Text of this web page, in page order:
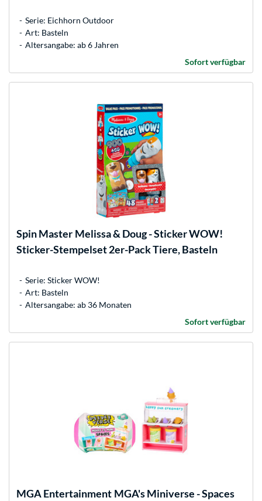
Serie: Eichhorn Outdoor
Art: Basteln
Altersangabe: ab 6 Jahren
Sofort verfügbar
Spin Master Melissa & Doug - Sticker WOW!
Sticker-Stempelset 2er-Pack Tiere, Basteln
Serie: Sticker WOW!
Art: Basteln
Altersangabe: ab 36 Monaten
Sofort verfügbar
MGA Entertainment MGA's Miniverse - Spaces